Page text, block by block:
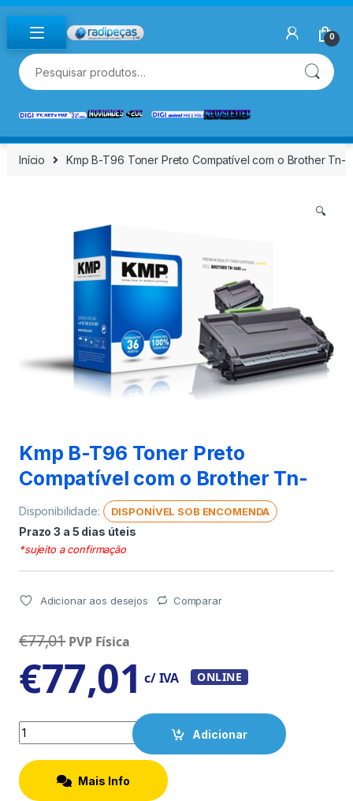
Skip to navigation
Skip to content
0
Pesquisar por:
Início Kmp B-T96 Toner Preto Compatível com o Brother Tn-
🔍
Kmp B-T96 Toner Preto
Compatível com o Brother Tn-
Disponibilidade: DISPONÍVEL SOB ENCOMENDA
Prazo 3 a 5 dias úteis
*sujeito a confirmação
Adicionar aos desejos Comparar
€77,01 PVP Física
€77,01 c/ IVA ONLINE
Quantity
Adicionar
Mais Info